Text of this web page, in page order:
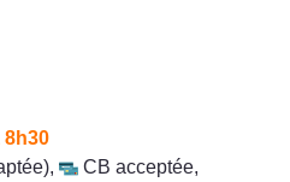
8h30
, CB acceptée,